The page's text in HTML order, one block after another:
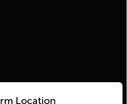
Location
and language from the